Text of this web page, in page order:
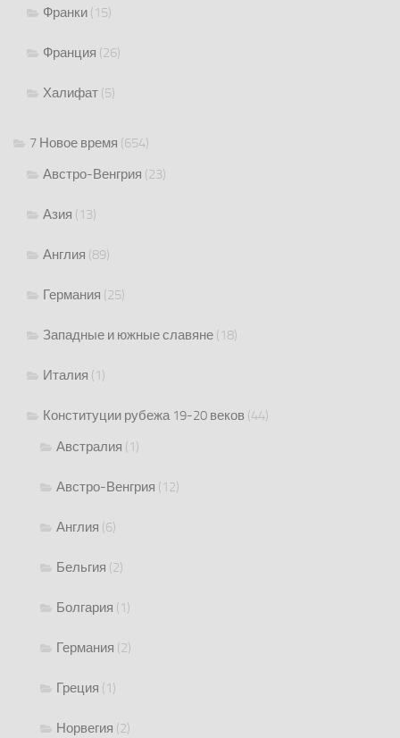
Франки (15)
Франция (26)
Халифат (5)
7 Новое время (654)
Австро-Венгрия (23)
Азия (13)
Англия (89)
Германия (25)
Западные и южные славяне (18)
Италия (1)
Конституции рубежа 19-20 веков (44)
Австралия (1)
Австро-Венгрия (12)
Англия (6)
Бельгия (2)
Болгария (1)
Германия (2)
Греция (1)
Норвегия (2)